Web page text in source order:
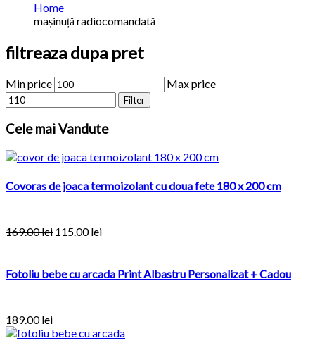
Home
mașinuță radiocomandată
filtreaza dupa pret
Min price Max price
Filter
Celemai Vandute
Covoras de joaca termoizolant cu doua fete 180 x 200 cm
169.00lei 115.00lei
Fotoliu bebe cu arcada Print Albastru Personalizat + Cadou
189.00lei